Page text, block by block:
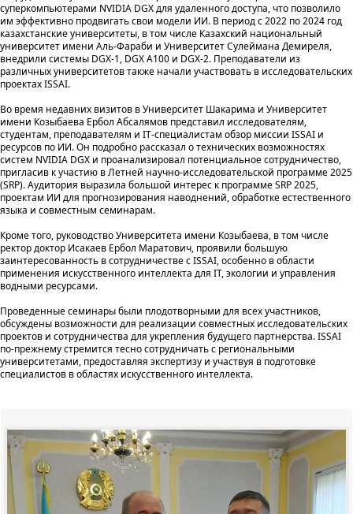
суперкомпьютерами NVIDIA DGX для удаленного доступа, что позволило
им эффективно продвигать свои модели ИИ. В период с 2022 по 2024 год
казахстанские университеты, в том числе Казахский национальный
университет имени Аль-Фараби и Университет Сулеймана Демиреля,
внедрили системы DGX-1, DGX A100 и DGX-2. Преподаватели из
различных университетов также начали участвовать в исследовательских
проектах ISSAI.
Во время недавних визитов в Университет Шакарима и Университет
имени Козыбаева Ербол Абсалямов представил исследователям,
студентам, преподавателям и IT-специалистам обзор миссии ISSAI и
ресурсов по ИИ. Он подробно рассказал о технических возможностях
систем NVIDIA DGX и проанализировал потенциальное сотрудничество,
пригласив к участию в Летней научно-исследовательской программе 2025
(SRP). Аудитория выразила большой интерес к программе SRP 2025,
проектам ИИ для прогнозирования наводнений, обработке естественного
языка и совместным семинарам.
Кроме того, руководство Университета имени Козыбаева, в том числе
ректор доктор Исакаев Ербол Маратович, проявили большую
заинтересованность в сотрудничестве с ISSAI, особенно в области
применения искусственного интеллекта для IT, экологии и управления
водными ресурсами.
Проведенные семинары были плодотворными для всех участников,
обсуждены возможности для реализации совместных исследовательских
проектов и сотрудничества для укрепления будущего партнерства. ISSAI
по-прежнему стремится тесно сотрудничать с региональными
университетами, предоставляя экспертизу и участвуя в подготовке
специалистов в областях искусственного интеллекта.